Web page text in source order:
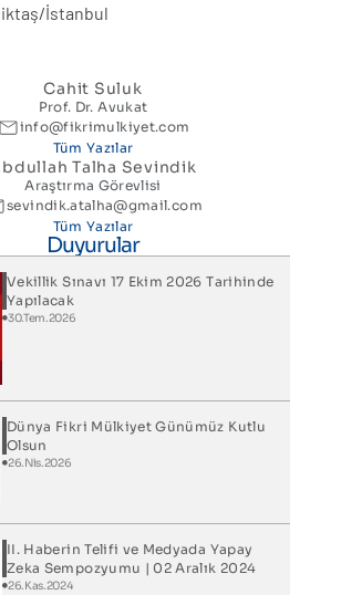
İstanbul
Cahit Suluk
Prof. Dr. Avukat
info@fikrimulkiyet.com
Tüm Yazılar
Talha Sevindik
Araştırma Görevlisi
sevindik.atalha@gmail.com
Tüm Yazılar
Duyurular
Vekillik Sınavı 17 Ekim 2026 Tarihinde
Yapılacak
30.Tem.2026
Dünya Fikri Mülkiyet Günümüz Kutlu
Olsun
26.Nis.2026
II. Haberin Telifi ve Medyada Yapay
Zeka Sempozyumu | 02 Aralık 2024
26.Kas.2024